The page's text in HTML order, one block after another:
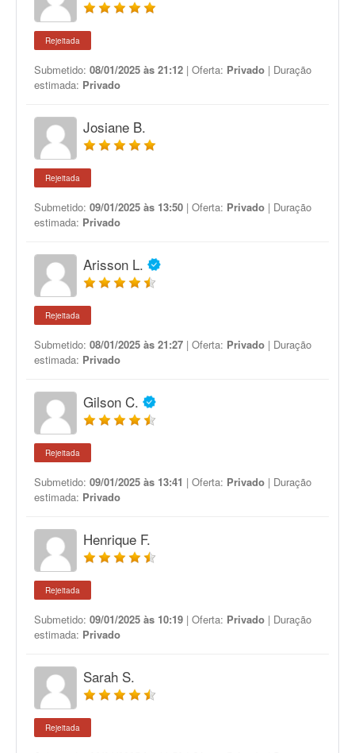
Rejeitada
Submetido: 08/01/2025 às 21:12 | Oferta: Privado | Duração
estimada: Privado
Josiane B.
Rejeitada
Submetido: 09/01/2025 às 13:50 | Oferta: Privado | Duração
estimada: Privado
Arisson L.
Rejeitada
Submetido: 08/01/2025 às 21:27 | Oferta: Privado | Duração
estimada: Privado
Gilson C.
Rejeitada
Submetido: 09/01/2025 às 13:41 | Oferta: Privado | Duração
estimada: Privado
Henrique F.
Rejeitada
Submetido: 09/01/2025 às 10:19 | Oferta: Privado | Duração
estimada: Privado
Sarah S.
Rejeitada